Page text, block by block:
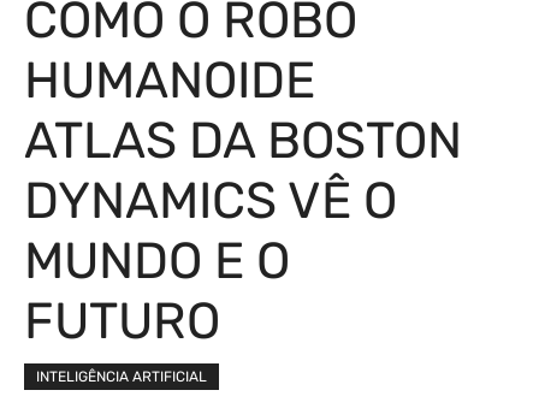
COMO O ROBÔ
HUMANOIDE
ATLAS DA BOSTON
DYNAMICS VÊ O
MUNDO E O
FUTURO
INTELIGÊNCIA ARTIFICIAL